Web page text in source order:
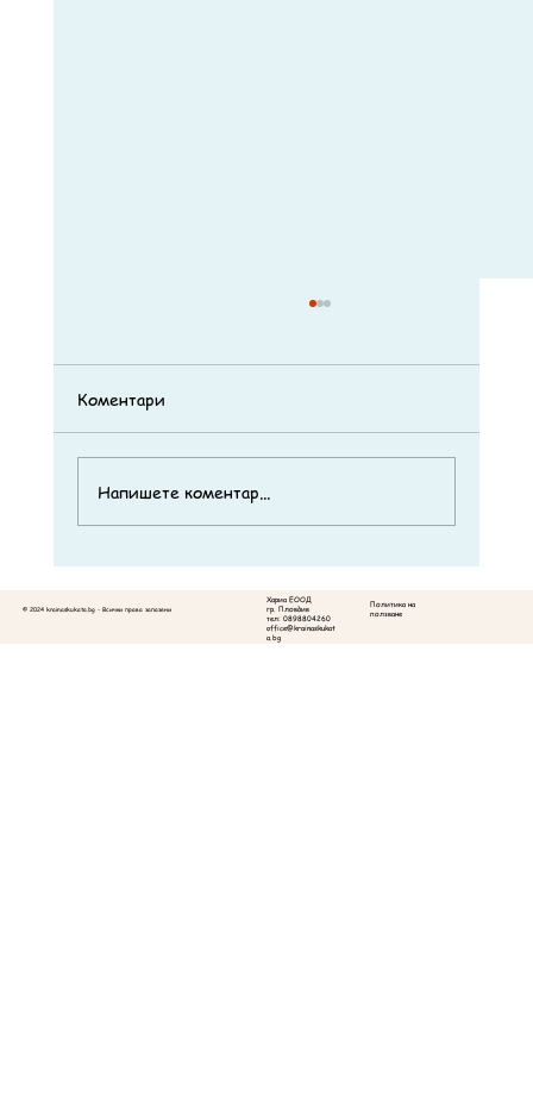
празници
Коментари
Напишете коментар...
Хариа ЕООД
гр. Пловдив
тел: 0898804260
office@krainaskukat
a.bg
Политика на
ползване
© 2024 krainaskukata.bg - Всички права запазени